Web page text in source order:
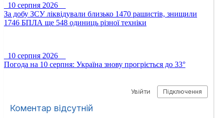
10 серпня 2026
За добу ЗСУ ліквідували близько 1470 рашистів, знищили
1746 БПЛА ще 548 одиниць різної техніки
10 серпня 2026
Погода на 10 серпня: Україна знову прогріється до 33°